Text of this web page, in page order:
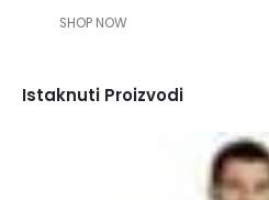
SHOP NOW
Istaknuti Proizvodi